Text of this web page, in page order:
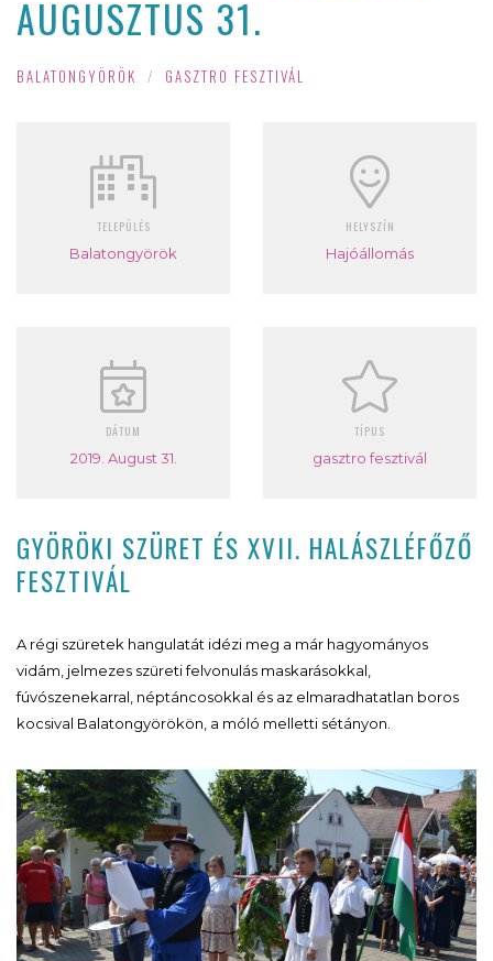
AUGUSZTUS 31.
BALATONGYÖRÖK / GASZTRO FESZTIVÁL
TELEPÜLÉS
Balatongyörök
HELYSZÍN
Hajóállomás
DÁTUM
2019. August 31.
TÍPUS
gasztro fesztivál
GYÖRÖKI SZÜRET ÉS XVII. HALÁSZLÉFŐZŐ
FESZTIVÁL
A régi szüretek hangulatát idézi meg a már hagyományos
vidám, jelmezes szüreti felvonulás maskarásokkal,
fúvószenekarral, néptáncosokkal és az elmaradhatatlan boros
kocsival Balatongyörökön, a móló melletti sétányon.